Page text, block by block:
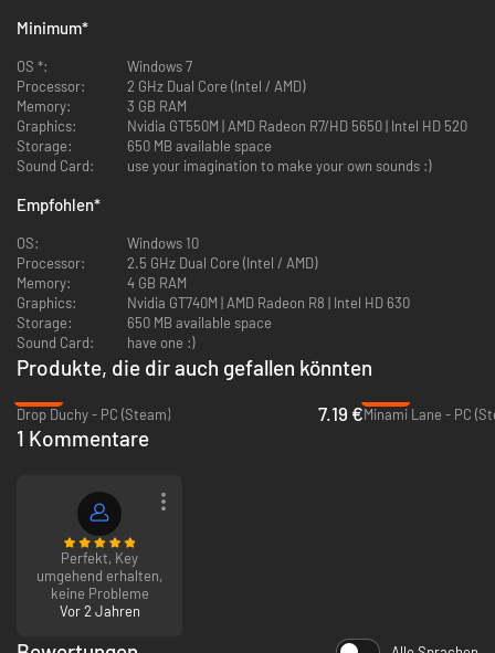
Auf einigen Kärtchen erscheinen außerdem besondere Objekte, die dir
Getreidefelder angrenzen, die Lok will mit 10 Schienen verbunden sein
oder das Reh will einen Wald mit mindestens 50 Bäumen bewohnen.
Erfülle diese Quests, um weitere Kärtchen zu bekommen um den Ausbau
der Landschaft immer weiterführen zu können. Die Partie endet, wenn
der Stapel aufgebraucht ist.
Beim Erweitern der Landschaft dringst du immer wieder in neue,
farbenfrohe Biome vor und entdeckst vorplatzierte Spielobjekte, die dir
langfristigere Aufgaben stellen. Durch diese Aufgaben kannst du neue
Kärtchen, neue Biome und neue Quests freischalten.
Minimum*
OS *:
Windows 7
Processor:
2 GHz Dual Core (Intel / AMD)
Memory:
3 GB RAM
Graphics:
Nvidia GT550M | AMD Radeon R7/HD 5650 | Intel HD 520
Storage:
650 MB available space
Sound Card:
use your imagination to make your own sounds :)
Empfohlen*
OS:
Windows 10
Processor:
2.5 GHz Dual Core (Intel / AMD)
Memory:
4 GB RAM
Graphics:
Nvidia GT740M | AMD Radeon R8 | Intel HD 630
Storage:
650 MB available space
Sound Card:
have one :)
Produkte, die dir auch gefallen könnten
Drop Duchy - PC (Steam)
7.19 €Minami Lane - PC
1 Kommentare
Perfekt, Key
umgehend erhalten,
keine Probleme
Vor 2 Jahren